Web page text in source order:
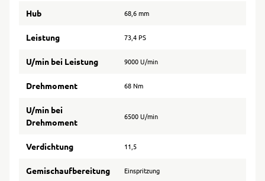
Hub 68,6 mm
Leistung 73,4 PS
U/min bei Leistung 9000 U/min
Drehmoment 68 Nm
U/min bei
Drehmoment
6500 U/min
Verdichtung 11,5
Gemischaufbereitung Einspritzung